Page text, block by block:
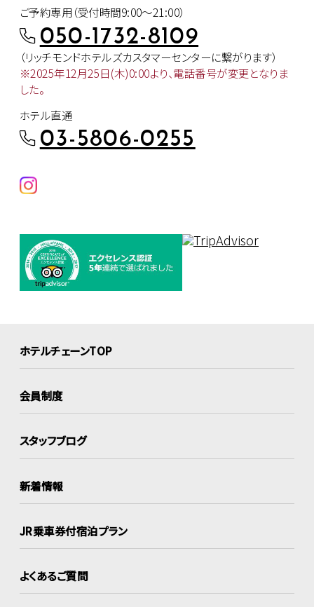
ご予約専用（受付時間9:00～21:00）
050-1732-8109
（リッチモンドホテルズカスタマーセンターに繋がります）
※2025年12月25日(木)0:00より、電話番号が変更となりま
した。
ホテル直通
03-5806-0255
ホテルチェーンTOP
会員制度
スタッフブログ
新着情報
JR乗車券付宿泊プラン
よくあるご質問